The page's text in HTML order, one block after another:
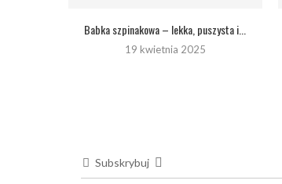
Babka szpinakowa – lekka, puszysta i...
19 kwietnia 2025
Subskrybuj